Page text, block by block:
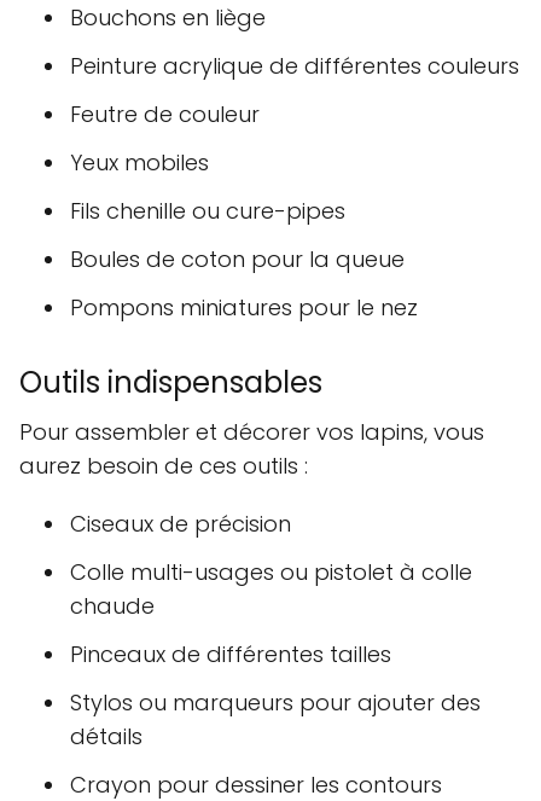
Bouchons en liège
Peinture acrylique de différentes couleurs
Feutre de couleur
Yeux mobiles
Fils chenille ou cure-pipes
Boules de coton pour la queue
Pompons miniatures pour le nez
Outils indispensables
Pour assembler et décorer vos lapins, vous
aurez besoin de ces outils :
Ciseaux de précision
Colle multi-usages ou pistolet à colle
chaude
Pinceaux de différentes tailles
Stylos ou marqueurs pour ajouter des
détails
Crayon pour dessiner les contours